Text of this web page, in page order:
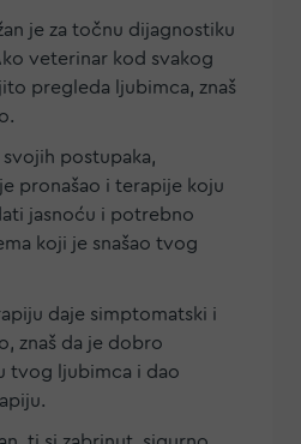
je za točnu dijagnostiku
veterinar kod svakog
pregleda ljubimca, znaš
postupaka,
pronašao i terapije koju
jasnoću i potrebno
koji je snašao tvog
daje simptomatski i
znaš da je dobro
tvog ljubimca i dao